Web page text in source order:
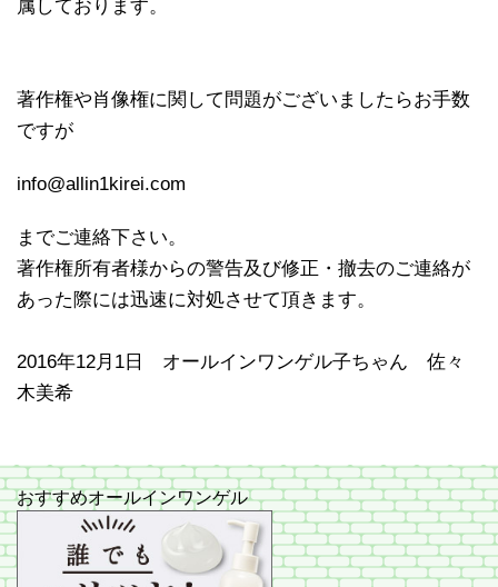
属しております。
著作権や肖像権に関して問題がございましたらお手数
ですが
info@allin1kirei.com
までご連絡下さい。
著作権所有者様からの警告及び修正・撤去のご連絡が
あった際には迅速に対処させて頂きます。
2016年12月1日 オールインワンゲル子ちゃん 佐々
木美希
おすすめオールインワンゲル